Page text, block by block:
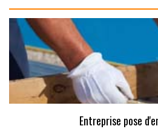
Entreprise pose